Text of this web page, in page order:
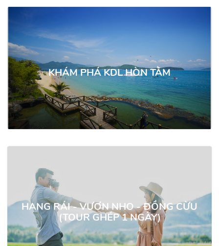
KHÁM PHÁ KDL HÒN TẰM
560.000
HANG RÁI - VƯƠN NHO - ĐỒNG CỪU
(TOUR GHÉP 1 NGÀY)
600.000